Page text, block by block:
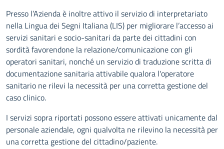
Presso l’Azienda è inoltre attivo il servizio di interpretariato
nella Lingua dei Segni Italiana (LIS) per migliorare l’accesso ai
servizi sanitari e socio-sanitari da parte dei cittadini con
sordità favorendone la relazione/comunicazione con gli
operatori sanitari, nonché un servizio di traduzione scritta di
documentazione sanitaria attivabile qualora l'operatore
sanitario ne rilevi la necessità per una corretta gestione del
caso clinico.
I servizi sopra riportati possono essere attivati unicamente dal
personale aziendale, ogni qualvolta ne rilevino la necessità per
una corretta gestione del cittadino/paziente.